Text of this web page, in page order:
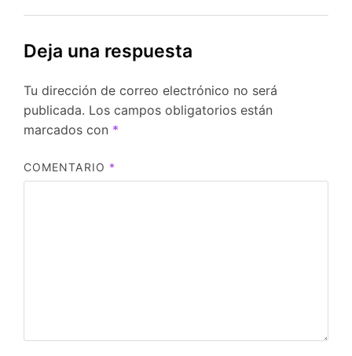
Deja una respuesta
Tu dirección de correo electrónico no será
publicada. Los campos obligatorios están
marcados con *
COMENTARIO *